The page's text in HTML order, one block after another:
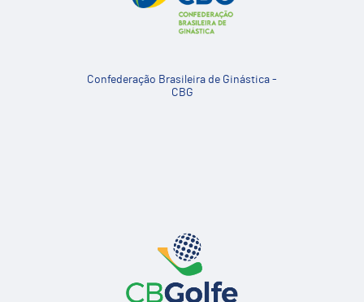
Confederação Brasileira de Ginástica -
CBG